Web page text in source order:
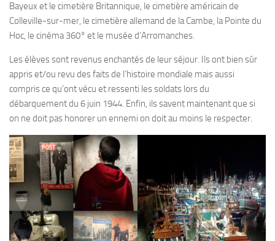
Bayeux et le cimetière Britannique, le cimetière américain de
Colleville-sur-mer, le cimetière allemand de la Cambe, la Pointe du
Hoc, le cinéma 360° et le musée d’Arromanches.
Les élèves sont revenus enchantés de leur séjour. Ils ont bien sûr
appris et/ou revu des faits de l’histoire mondiale mais aussi
compris ce qu’ont vécu et ressenti les soldats lors du
débarquement du 6 juin 1944. Enfin, ils savent maintenant que si
on ne doit pas honorer un ennemi on doit au moins le respecter.